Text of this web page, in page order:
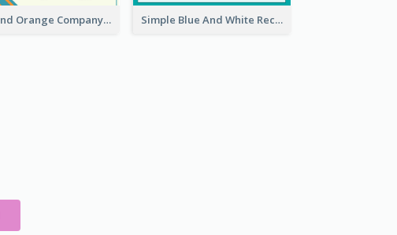
Blue And Orange Company Triangles With Badge Certificate Simple Blue And White Rectangle Certificate